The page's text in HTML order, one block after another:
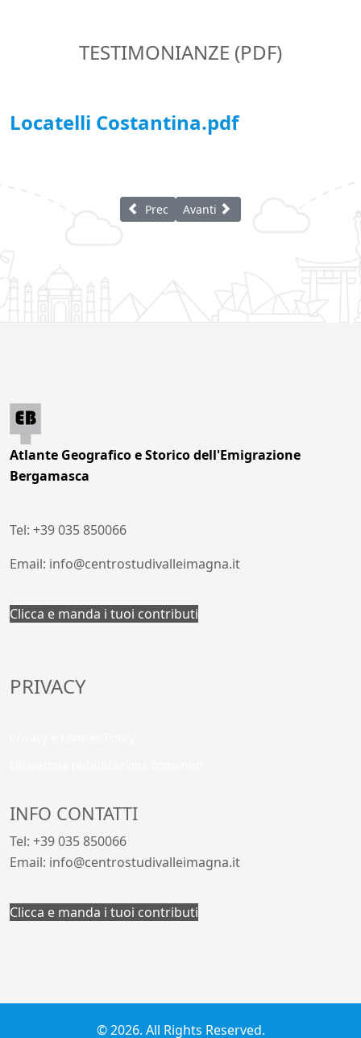
TESTIMONIANZE (PDF)
Locatelli Costantina.pdf
Articolo precedente: Locatelli Alessandro
Prec Articolo successivo: Invernizzi
Avanti
Atlante Geografico e Storico dell'Emigrazione
Bergamasca
Tel: +39 035 850066
Email: info@centrostudivalleimagna.it
Clicca e manda i tuoi contributi
PRIVACY
INFO CONTATTI
Tel: +39 035 850066
Email: info@centrostudivalleimagna.it
Clicca e manda i tuoi contributi
© 2026. All Rights Reserved.